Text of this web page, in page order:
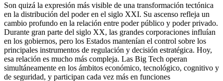
Son quizá la expresión más visible de una transformación tectónica
en la distribución del poder en el siglo XXI. Su ascenso refleja un
cambio profundo en la relación entre poder público y poder privado.
Durante gran parte del siglo XX, las grandes corporaciones influían
en los gobiernos, pero los Estados mantenían el control sobre los
principales instrumentos de regulación y decisión estratégica. Hoy,
esa relación es mucho más compleja. Las Big Tech operan
simultáneamente en los ámbitos económico, tecnológico, cognitivo y
de seguridad, y participan cada vez más en funciones